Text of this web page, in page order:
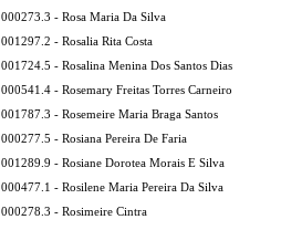
000273.3 - Rosa Maria Da Silva
001297.2 - Rosalia Rita Costa
001724.5 - Rosalina Menina Dos Santos Dias
000541.4 - Rosemary Freitas Torres Carneiro
001787.3 - Rosemeire Maria Braga Santos
000277.5 - Rosiana Pereira De Faria
001289.9 - Rosiane Dorotea Morais E Silva
000477.1 - Rosilene Maria Pereira Da Silva
000278.3 - Rosimeire Cintra